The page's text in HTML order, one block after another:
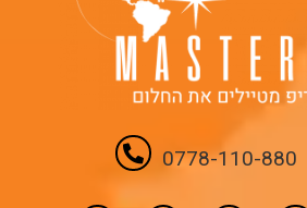
0778-110-880